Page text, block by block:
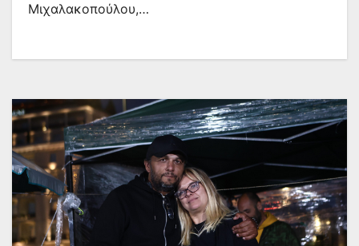
Μιχαλακοπούλου,…